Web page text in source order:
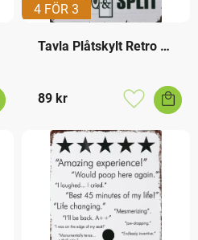
favoriter
4 FÖR 3
Tavla Plåtskylt Retro
89 kr
Lägg till i